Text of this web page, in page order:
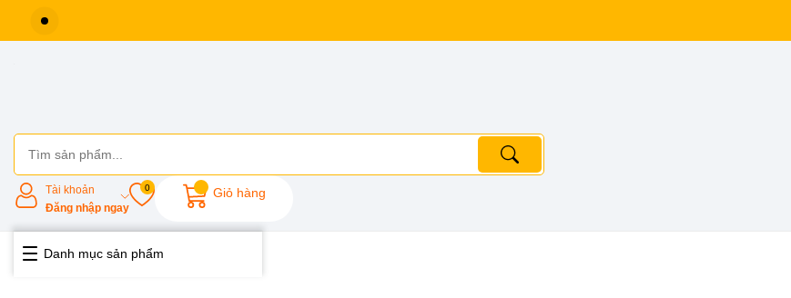
Tài khoản
Đăng nhập ngay
0 Giỏ hàng
Danh mục sản phẩm